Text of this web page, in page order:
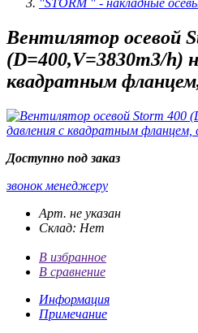
"STORM " - накладные
Вентилятор осевой
(D=400,V=3830m3/h)
квадратным
Доступно под заказ
звонок менеджеру
Арт. не указан
Склад: Нет
В избранное
В сравнение
Информация
Примечание